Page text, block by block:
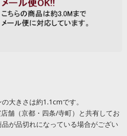
大きさは約1.1cmです。
舗（京都・四条/寺町）と共有してお
が品切れになっている場合がござい